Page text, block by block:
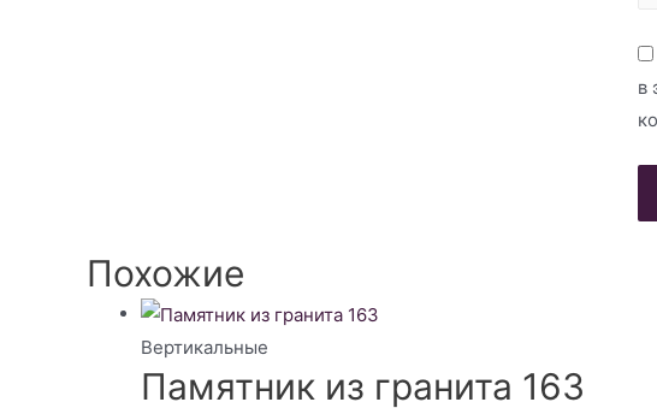
в
Похожие
Вертикальные
Памятник из гранита 163